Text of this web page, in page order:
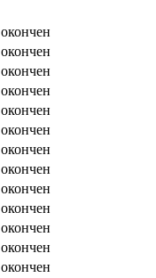
окончен
окончен
окончен
окончен
окончен
окончен
окончен
окончен
окончен
окончен
окончен
окончен
окончен